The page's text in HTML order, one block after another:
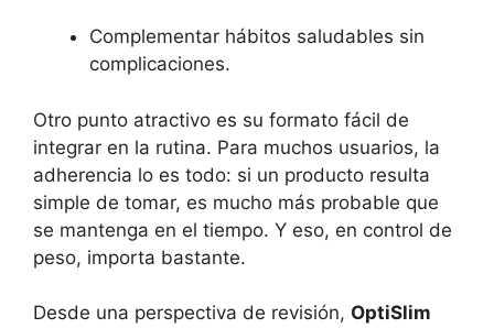
Complementar hábitos saludables sin
complicaciones.
Otro punto atractivo es su formato fácil de
integrar en la rutina. Para muchos usuarios, la
adherencia lo es todo: si un producto resulta
simple de tomar, es mucho más probable que
se mantenga en el tiempo. Y eso, en control de
peso, importa bastante.
Desde una perspectiva de revisión, OptiSlim